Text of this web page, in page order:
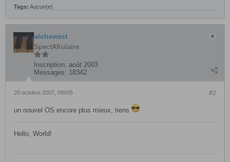
Tags: Aucun(e)
alchemist
SpectAKulaire
Inscription: août 2003
Messages: 18342
#2
20 octobre 2007, 09h05
un nouvel OS encore plus mieux, tiens
Hello, World!